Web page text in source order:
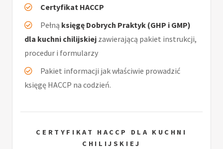
Certyfikat HACCP
Pełną księgę Dobrych Praktyk (GHP i GMP)
dla kuchni chilijskiej zawierającą pakiet instrukcji,
procedur i formularzy
Pakiet informacji jak właściwie prowadzić
księgę HACCP na codzień.
CERTYFIKAT HACCP DLA KUCHNI
CHILIJSKIEJ